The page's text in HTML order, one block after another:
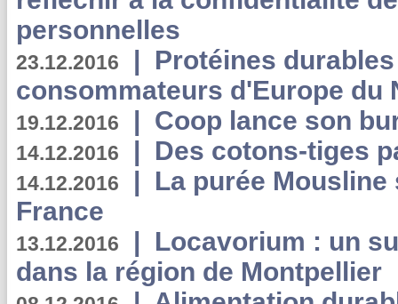
personnelles
23.12.2016 | Protéines
consommateurs d'Europe du
19.12.2016 | Coop lance son
14.12.2016 | Des cotons-tiges
14.12.2016 | La purée
France
13.12.2016 | Locavorium : un
dans la région de Montpellier